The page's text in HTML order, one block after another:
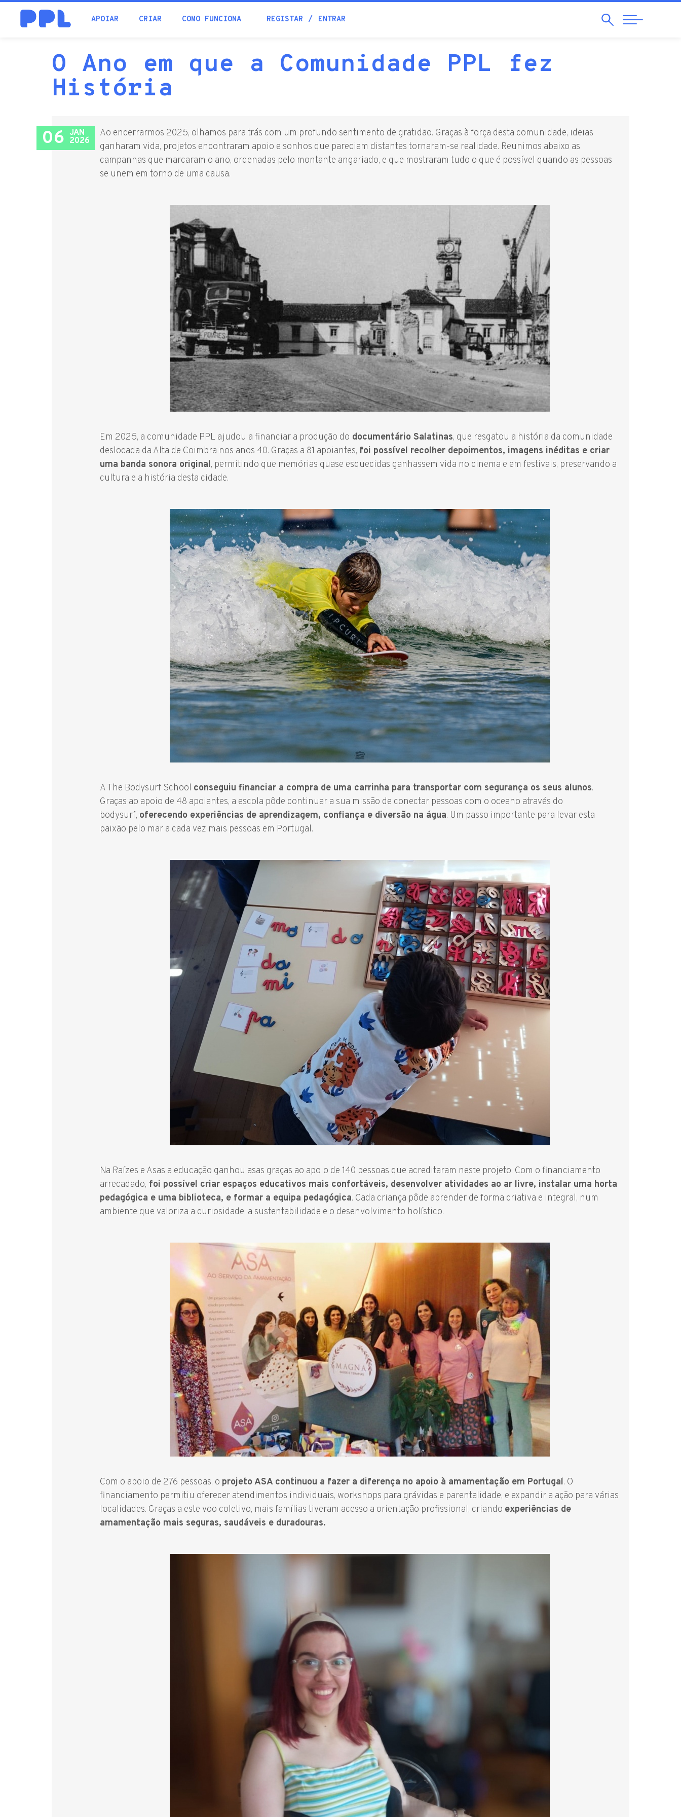
APOIAR CRIAR COMO FUNCIONA REGISTAR ENTRAR Pesquisar
Abrir
Navegação
procura
O Ano em que a Comunidade PPL fez
História
06 JAN
2026
Ao encerrarmos 2025, olhamos para trás com um profundo sentimento de gratidão. Graças à força desta comunidade, ideias
ganharam vida, projetos encontraram apoio e sonhos que pareciam distantes tornaram-se realidade. Reunimos abaixo as
campanhas que marcaram o ano, ordenadas pelo montante angariado, e que mostraram tudo o que é possível quando as pessoas
se unem em torno de uma causa.
Em 2025, a comunidade PPL ajudou a financiar a produção do documentário Salatinas, que resgatou a história da comunidade
deslocada da Alta de Coimbra nos anos 40. Graças a 81 apoiantes, foi possível recolher depoimentos, imagens inéditas e criar
uma banda sonora original, permitindo que memórias quase esquecidas ganhassem vida no cinema e em festivais, preservando a
cultura e a história desta cidade.
A The Bodysurf School conseguiu financiar a compra de uma carrinha para transportar com segurança os seus alunos.
Graças ao apoio de 48 apoiantes, a escola pôde continuar a sua missão de conectar pessoas com o oceano através do
bodysurf, oferecendo experiências de aprendizagem, confiança e diversão na água. Um passo importante para levar esta
paixão pelo mar a cada vez mais pessoas em Portugal.
Na Raízes e Asas a educação ganhou asas graças ao apoio de 140 pessoas que acreditaram neste projeto. Com o financiamento
arrecadado, foi possível criar espaços educativos mais confortáveis, desenvolver atividades ao ar livre, instalar uma horta
pedagógica e uma biblioteca, e formar a equipa pedagógica. Cada criança pôde aprender de forma criativa e integral, num
ambiente que valoriza a curiosidade, a sustentabilidade e o desenvolvimento holístico.
Com o apoio de 276 pessoas, o projeto ASA continuou a fazer a diferença no apoio à amamentação em Portugal. O
financiamento permitiu oferecer atendimentos individuais, workshops para grávidas e parentalidade, e expandir a ação para várias
localidades. Graças a este voo coletivo, mais famílias tiveram acesso a orientação profissional, criando experiências de
amamentação mais seguras, saudáveis e duradouras.